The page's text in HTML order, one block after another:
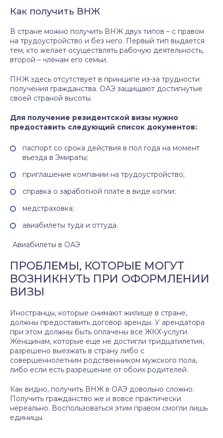
Как получить ВНЖ
В стране можно получить ВНЖ двух типов – с правом
на трудоустройство и без него. Первый тип выдается
тем, кто желает осуществлять рабочую деятельность,
второй – членам его семьи.
ПНЖ здесь отсутствует в принципе из-за трудности
получения гражданства. ОАЭ защищают достигнутые
своей страной высоты.
Для получение резидентской визы нужно
предоставить следующий список документов:
паспорт со срока действия в пол года на момент
въезда в Эмираты;
приглашение компании на трудоустройство;
справка о заработной плате в виде копии;
медстраховка;
авиабилеты туда и оттуда.
Авиабилеты в ОАЭ
ПРОБЛЕМЫ, КОТОРЫЕ МОГУТ
ВОЗНИКНУТЬ ПРИ ОФОРМЛЕНИИ
ВИЗЫ
Иностранцы, которые снимают жилище в стране,
должны предоставить договор аренды. У арендатора
при этом должны быть оплачены все ЖКХ-услуги.
Женщинам, которые еще не достигли тридцатилетия,
разрешено выезжать в страну либо с
совершеннолетним родственником мужского пола,
либо если есть разрешение от обоих родителей.
Как видно, получить ВНЖ в ОАЭ довольно сложно.
Получить гражданство же и вовсе практически
нереально. Воспользоваться этим правом смогли лишь
единицы.